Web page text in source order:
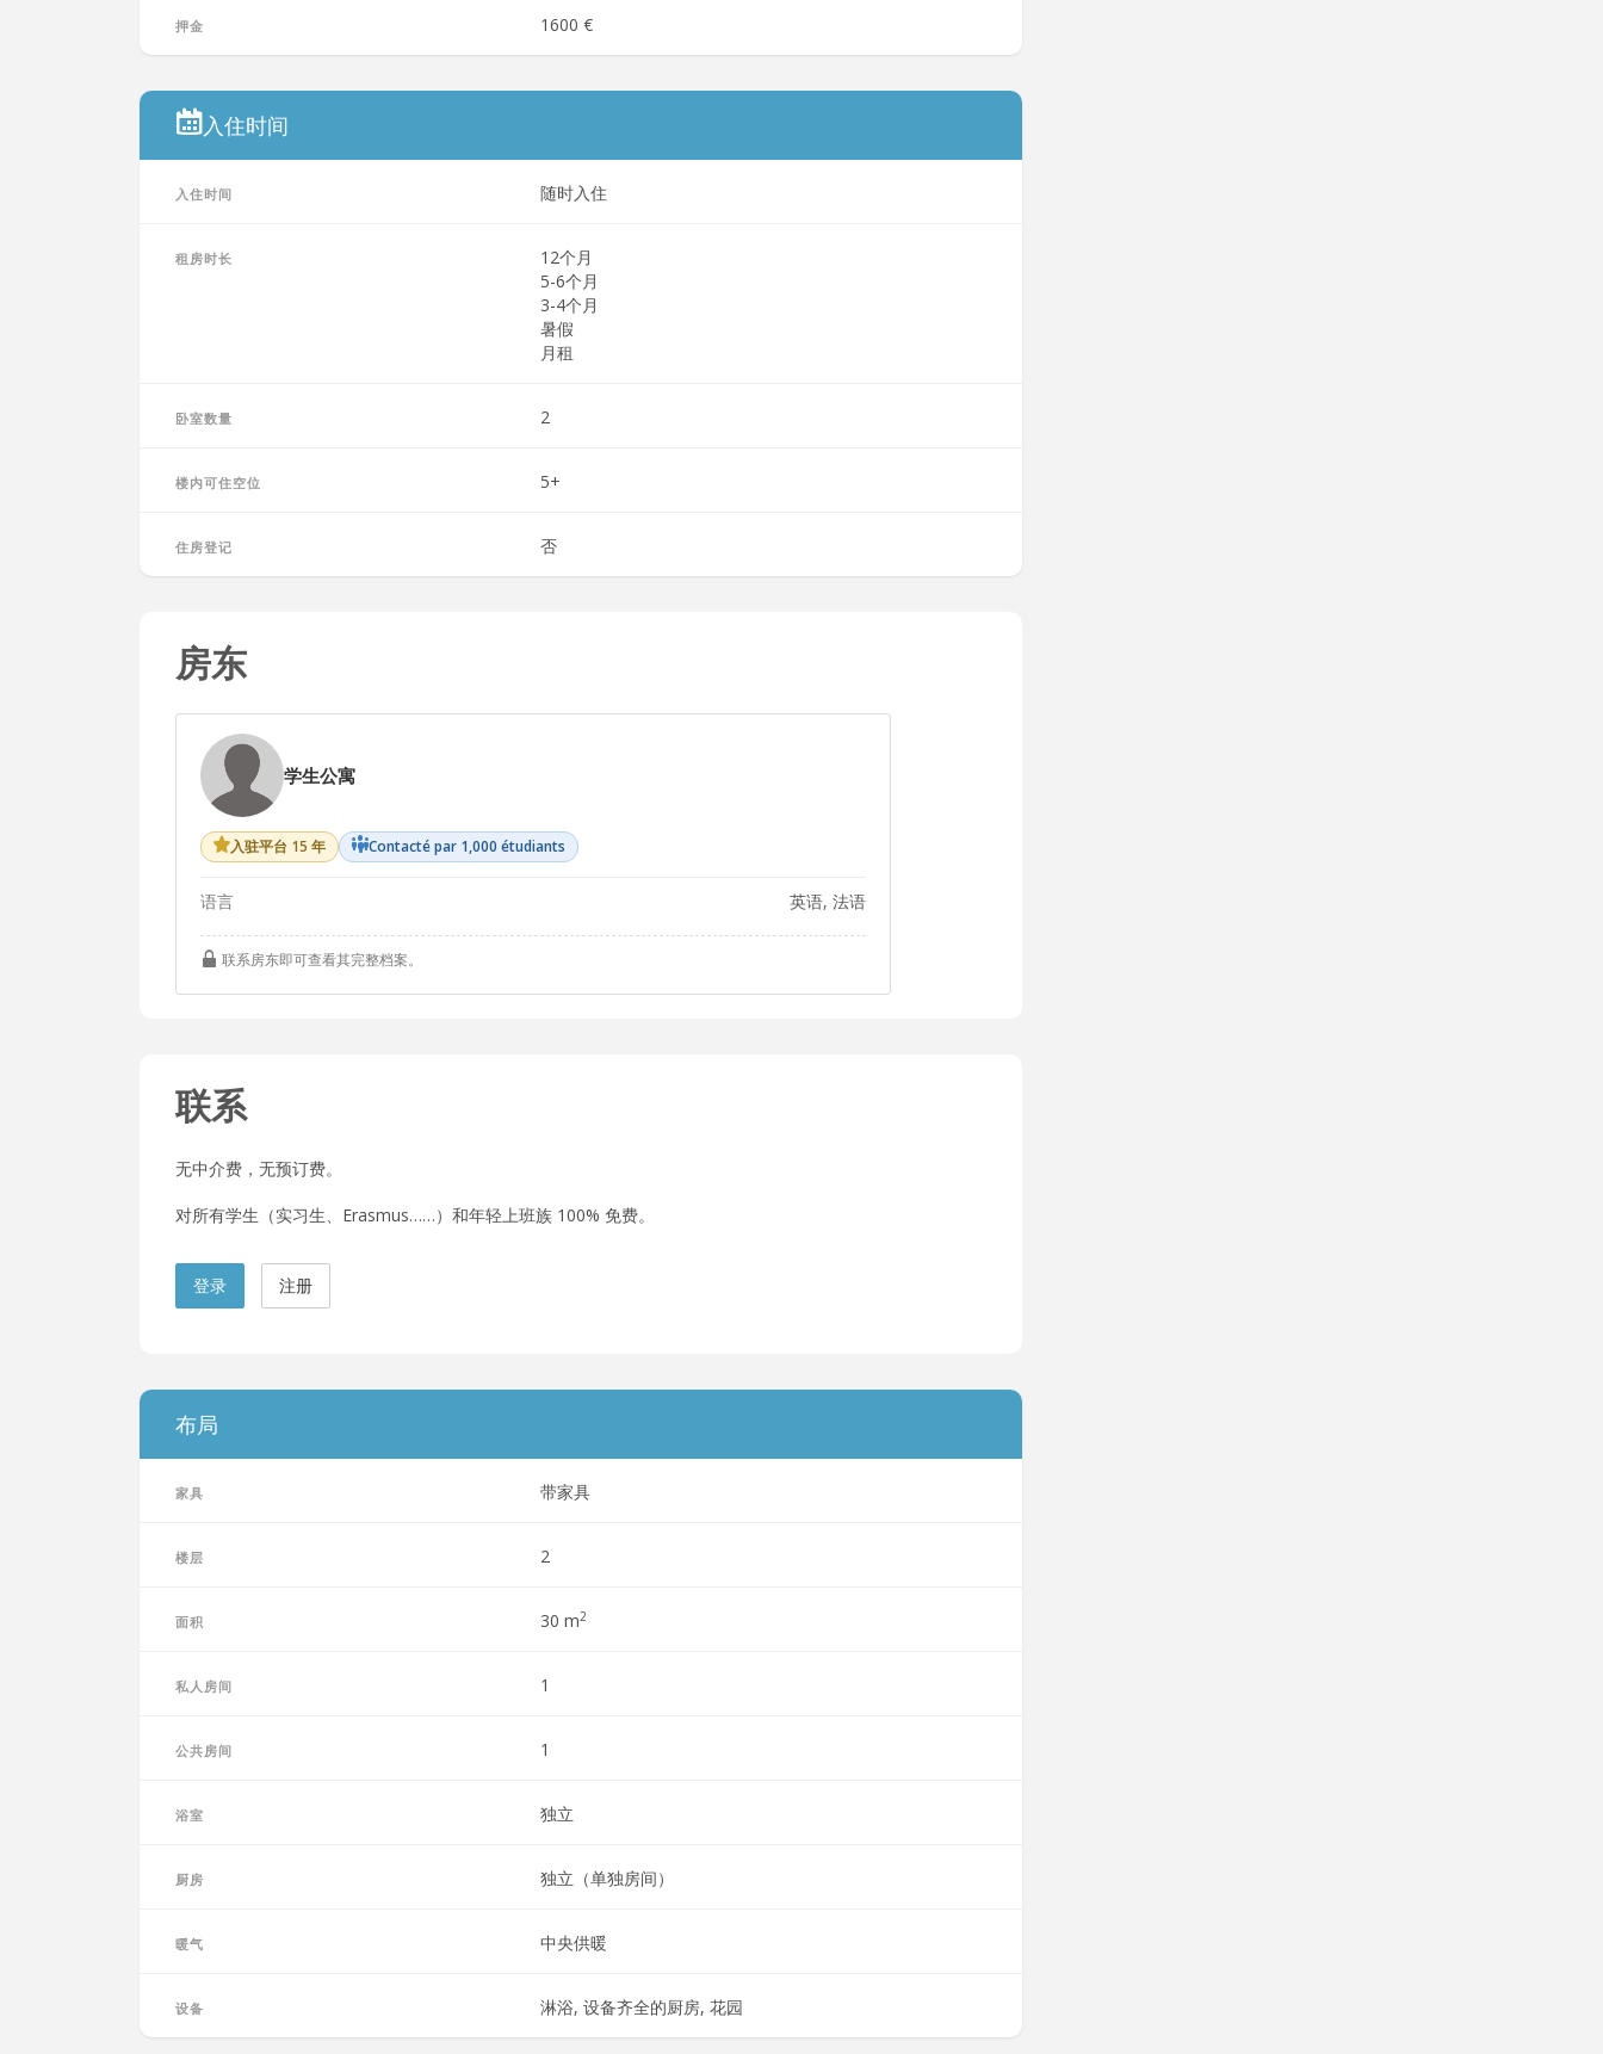
押金 1600 €
入住时间
入住时间 随时入住
租房时长
12个月
5-6个月
3-4个月
暑假
月租
卧室数量 2
楼内可住空位 5+
住房登记 否
房东
学生公寓
入驻平台 15 年 Contacté par 1,000 étudiants
语言 英语, 法语
联系房东即可查看其完整档案。
联系
无中介费，无预订费。
对所有学生（实习生、Erasmus……）和年轻上班族 100% 免费。
登录 注册
布局
家具 带家具
楼层 2
面积 30 m2
私人房间 1
公共房间 1
浴室 独立
厨房 独立（单独房间）
暖气 中央供暖
设备 淋浴, 设备齐全的厨房, 花园